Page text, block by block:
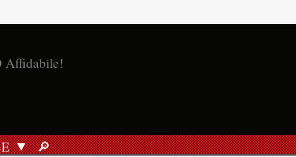
RICERCA
🔎︎